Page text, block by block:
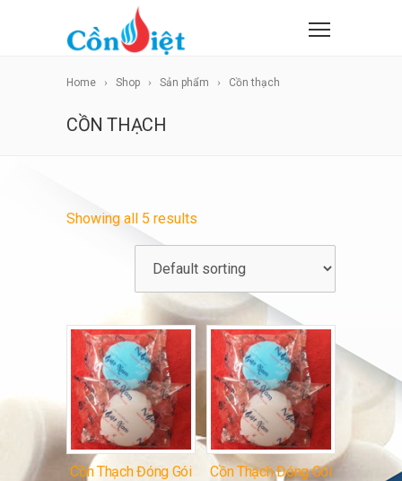
Home Shop Sản phẩm Cồn thạch
CỒN THẠCH
Showing all 5 results
Cồn Thạch Đóng Gói
Cồn Thạch Đóng Gói